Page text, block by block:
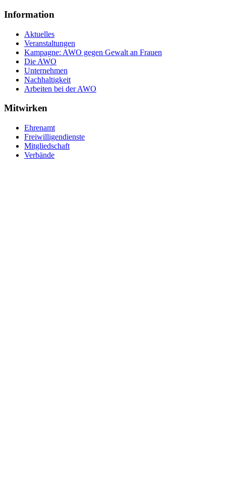
Information
Aktuelles
Veranstaltungen
Kampagne: AWO gegen Gewalt an Frauen
Die AWO
Unternehmen
Nachhaltigkeit
Arbeiten bei der AWO
Mitwirken
Ehrenamt
Freiwilligendienste
Mitgliedschaft
Verbände